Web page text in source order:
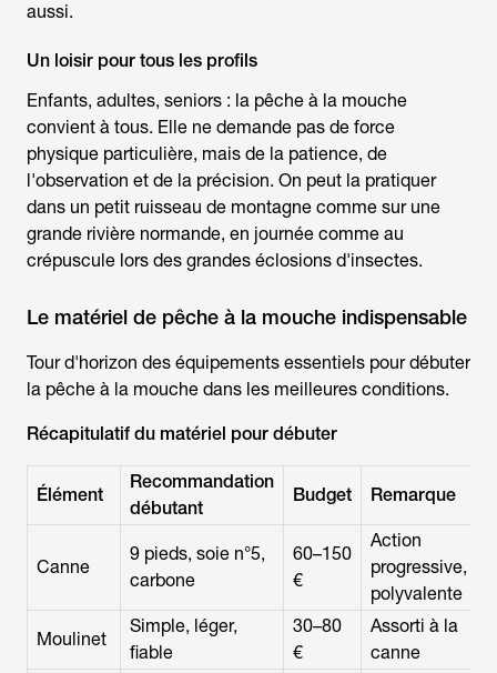
aussi.
Un loisir pour tous les profils
Enfants, adultes, seniors : la pêche à la mouche
convient à tous. Elle ne demande pas de force
physique particulière, mais de la patience, de
l'observation et de la précision. On peut la pratiquer
dans un petit ruisseau de montagne comme sur une
grande rivière normande, en journée comme au
crépuscule lors des grandes éclosions d'insectes.
Le matériel de pêche à la mouche indispensable
Tour d'horizon des équipements essentiels pour débuter
la pêche à la mouche dans les meilleures conditions.
Récapitulatif du matériel pour débuter
Élément
Recommandation
débutant
Budget Remarque
Canne
9 pieds, soie n°5,
carbone
60–150
€
Action
progressive,
polyvalente
Moulinet
Simple, léger,
fiable
30–80
€
Assorti à la
canne